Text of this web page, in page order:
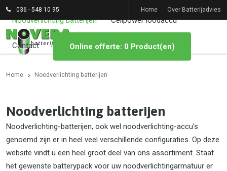
036 - 548 10 95 Home Over Batterijadvies
Noodverlichting batterijen Cellpower loodaccu
Contact Online offerte: 0 Product(en)
Home Noodverlichting batterijen
Noodverlichting batterijen
Noodverlichting-batterijen, ook wel noodverlichting-accu's
genoemd zijn er in heel veel verschillende configuraties. Op deze
website vindt u een heel groot deel van ons assortiment. Staat
het gewenste batterypack voor uw noodverlichtingarmatuur er